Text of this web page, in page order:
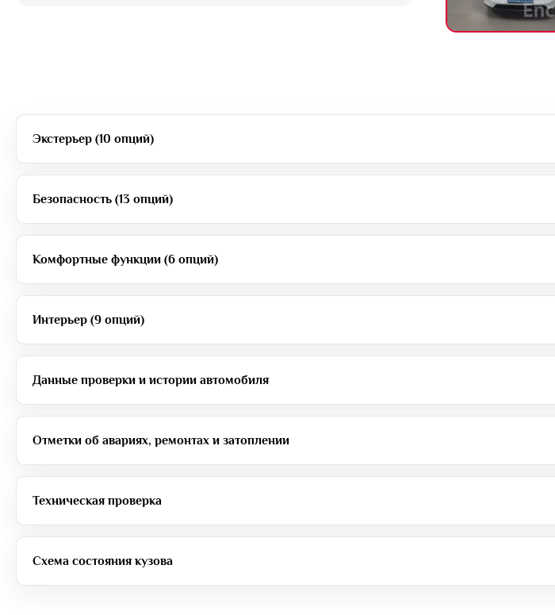
Экстерьер (10 опций)
Безопасность (13 опций)
Комфортные функции (6 опций)
Интерьер (9 опций)
Данные проверки и истории автомобиля
Отметки об авариях, ремонтах и затоплении
Техническая проверка
Схема состояния кузова